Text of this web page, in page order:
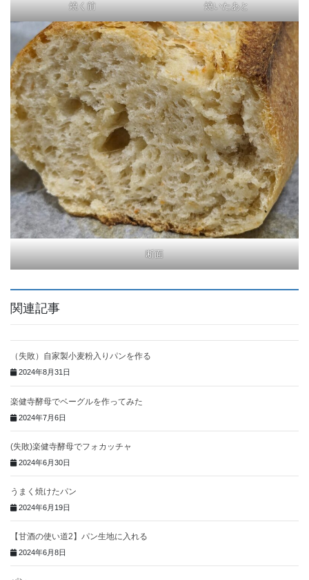
焼く前 焼いたあと
断面
関連記事
（失敗）自家製小麦粉入りパンを作る
2024年8月31日
楽健寺酵母でベーグルを作ってみた
2024年7月6日
(失敗)楽健寺酵母でフォカッチャ
2024年6月30日
うまく焼けたパン
2024年6月19日
【甘酒の使い道2】パン生地に入れる
2024年6月8日